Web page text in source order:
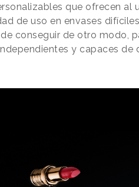
que ofrecen al
de uso en envases
conseguir de otro modo,
y capaces